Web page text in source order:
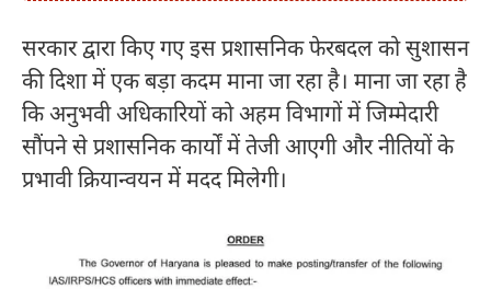
सरकार द्वारा किए गए इस प्रशासनिक फेरबदल को सुशासन
की दिशा में एक बड़ा कदम माना जा रहा है। माना जा रहा है
कि अनुभवी अधिकारियों को अहम विभागों में जिम्मेदारी
सौंपने से प्रशासनिक कार्यों में तेजी आएगी और नीतियों के
प्रभावी क्रियान्वयन में मदद मिलेगी।